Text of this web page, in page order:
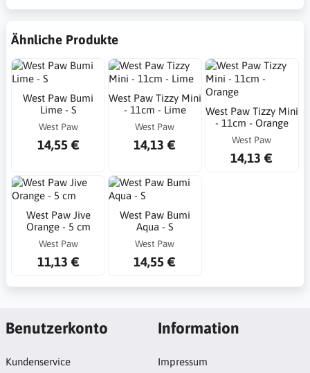
Ähnliche Produkte
West Paw Bumi
Lime - S
West Paw
14,55 €
West Paw Tizzy Mini
- 11cm - Lime
West Paw
14,13 €
West Paw Tizzy Mini
- 11cm - Orange
West Paw
14,13 €
West Paw Jive
Orange - 5 cm
West Paw
11,13 €
West Paw Bumi
Aqua - S
West Paw
14,55 €
Benutzerkonto
Kundenservice
Information
Impressum